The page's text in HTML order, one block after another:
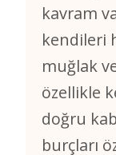
kavram
kendileri
muğlak
özellikle
doğru
burçları